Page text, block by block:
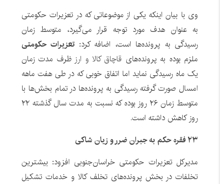
وی با بیان اینکه یکی از موضوعاتی که در تعزیرات حکومتی
به عنوان هدف مورد توجه قرار می‌گیرد، متوسط زمان
رسیدگی به پرونده‌ها است، اضافه کرد: تعزیرات حکومتی
ملزم بوده به پرونده‌های قاچاق کالا و ارز ظرف مدت زمان
یک ماه رسیدگی نماید اما اتفاق خوبی که در طی هفت ماهه
امسال صورت گرفته رسیدگی به پرونده‌ها در تمام بخش‌ها با
متوسط زمان ۲۶ روز بوده که نسبت به مدت سال گذشته ۲۲
روز کاهش داشته است.
۲۳ فقره حکم به جبران ضرر و زیان شاکی
مدیرکل تعزیرات حکومتی خراسان‌جنوبی افزود: بیشترین
تخلفات در بخش پرونده‌های تخلف کالا و خدمات تشکیل